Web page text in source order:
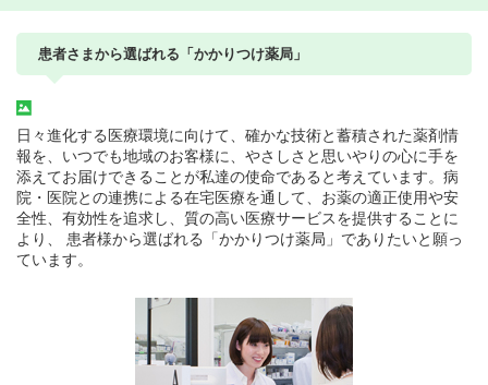
患者さまから選ばれる「かかりつけ薬局」
日々進化する医療環境に向けて、確かな技術と蓄積された薬剤情
報を、いつでも地域のお客様に、やさしさと思いやりの心に手を
添えてお届けできることが私達の使命であると考えています。病
院・医院との連携による在宅医療を通して、お薬の適正使用や安
全性、有効性を追求し、質の高い医療サービスを提供することに
より、 患者様から選ばれる「かかりつけ薬局」でありたいと願っ
ています。